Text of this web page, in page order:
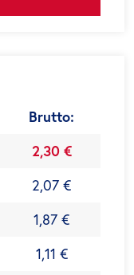
Brutto:
2,30 €
2,07 €
1,87 €
1,11 €